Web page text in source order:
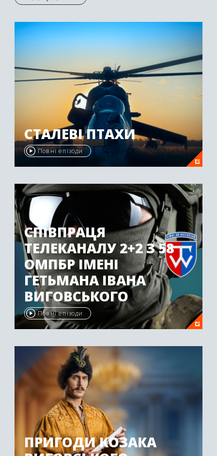
Осетії був нагороджений другою премією
СТАЛЕВІ ПТАХИ
Повні епізоди
СПІВПРАЦЯ
ТЕЛЕКАНАЛУ 2+2 З 58
ОМПБР ІМЕНІ
ГЕТЬМАНА ІВАНА
ВИГОВСЬКОГО
Повні епізоди
ПРИГОДИ КОЗАКА